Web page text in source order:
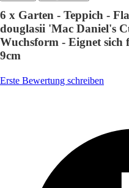
6 x Garten - Teppich -
douglasii 'Mac Daniel's
Wuchsform - Eignet sich
9cm
Erste Bewertung schreiben